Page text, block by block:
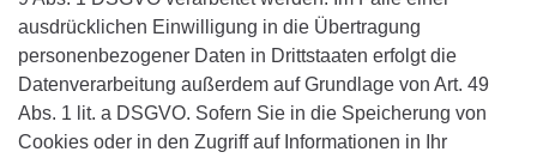
ausdrücklichen Einwilligung in die Übertragung
personenbezogener Daten in Drittstaaten erfolgt die
Datenverarbeitung außerdem auf Grundlage von Art. 49
Abs. 1 lit. a DSGVO. Sofern Sie in die Speicherung von
Cookies oder in den Zugriff auf Informationen in Ihr